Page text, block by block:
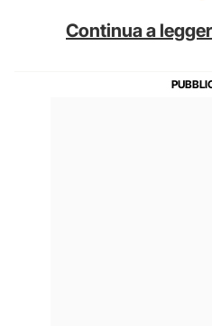
Continua a